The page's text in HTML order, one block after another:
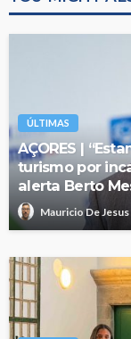
ÚLTIMAS
AÇORES |
turismo por
alerta Berto
Mauricio De Jesus